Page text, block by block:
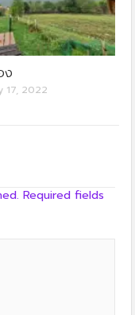
ง
17, 2022
Required fields